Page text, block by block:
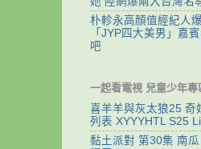
朴軫永高顏值經紀人
「JYP四大美男」嘉
吧
一起看電視 兒童少年專
喜羊羊與灰太狼25 奇
列表 XYYYHTL S25
黏土派對 第30集 南